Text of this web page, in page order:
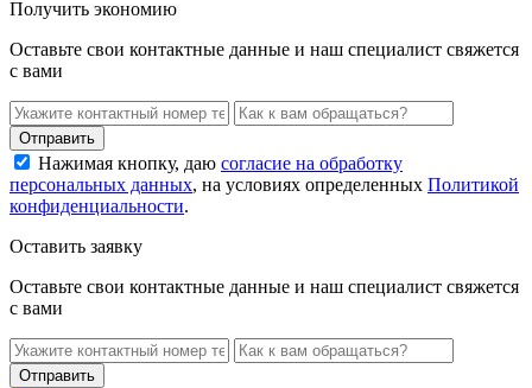
Получить экономию
Оставьте свои контактные данные и наш специалист свяжется
с вами
Нажимая кнопку, даю согласие на обработку
персональных данных, на условиях определенных Политикой
конфиденциальности.
Оставить заявку
Оставьте свои контактные данные и наш специалист свяжется
с вами